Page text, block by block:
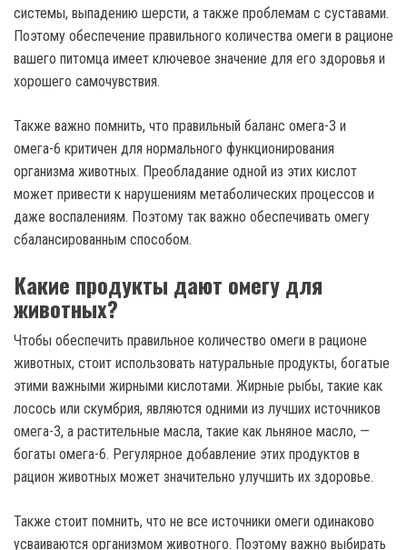
системы, выпадению шерсти, а также проблемам с суставами.
Поэтому обеспечение правильного количества омеги в рационе
вашего питомца имеет ключевое значение для его здоровья и
хорошего самочувствия.
Также важно помнить, что правильный баланс омега-3 и
омега-6 критичен для нормального функционирования
организма животных. Преобладание одной из этих кислот
может привести к нарушениям метаболических процессов и
даже воспалениям. Поэтому так важно обеспечивать омегу
сбалансированным способом.
Какие продукты дают омегу для
животных?
Чтобы обеспечить правильное количество омеги в рационе
животных, стоит использовать натуральные продукты, богатые
этими важными жирными кислотами. Жирные рыбы, такие как
лосось или скумбрия, являются одними из лучших источников
омега-3, а растительные масла, такие как льняное масло, —
богаты омега-6. Регулярное добавление этих продуктов в
рацион животных может значительно улучшить их здоровье.
Также стоит помнить, что не все источники омеги одинаково
усваиваются организмом животного. Поэтому важно выбирать